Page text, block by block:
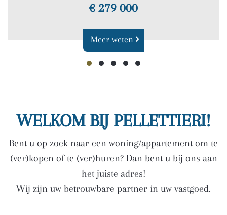
€ 625 000
Meer weten
WELKOM BIJ PELLETTIERI!
Bent u op zoek naar een woning/appartement om te
(ver)kopen of te (ver)huren? Dan bent u bij ons aan
het juiste adres!
Wij zijn uw betrouwbare partner in uw vastgoed.